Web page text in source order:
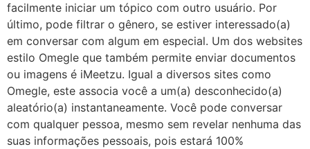
facilmente iniciar um tópico com outro usuário. Por
último, pode filtrar o gênero, se estiver interessado(a)
em conversar com algum em especial. Um dos websites
estilo Omegle que também permite enviar documentos
ou imagens é iMeetzu. Igual a diversos sites como
Omegle, este associa você a um(a) desconhecido(a)
aleatório(a) instantaneamente. Você pode conversar
com qualquer pessoa, mesmo sem revelar nenhuma das
suas informações pessoais, pois estará 100%